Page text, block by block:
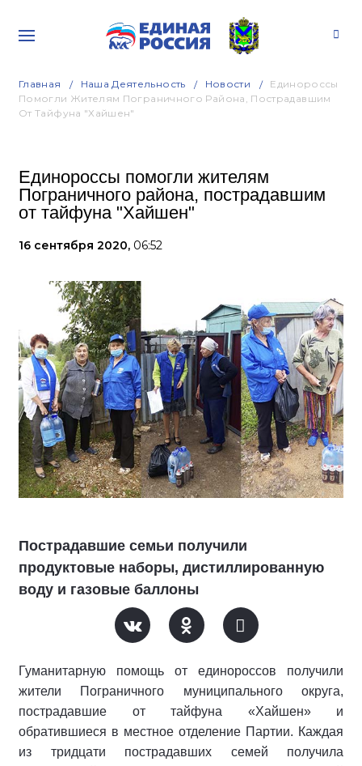
Главная Наша Деятельность Новости
Единороссы
Помогли Жителям Пограничного Района, Пострадавшим
От Тайфуна "Хайшен"
Единороссы помогли жителям
Пограничного района, пострадавшим
от тайфуна "Хайшен"
16 сентября 2020, 06:52
Пострадавшие семьи получили
продуктовые наборы, дистиллированную
воду и газовые баллоны
Гуманитарную помощь от единороссов получили
жители Пограничного муниципального округа,
пострадавшие от тайфуна «Хайшен» и
обратившиеся в местное отделение Партии. Каждая
из тридцати пострадавших семей получила